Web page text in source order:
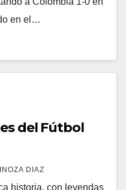
en el…
del Fútbol
DIAZ
historia, con leyendas